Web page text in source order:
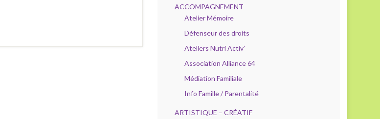
ACCOMPAGNEMENT
Atelier Mémoire
Défenseur des droits
Ateliers Nutri Activ’
Association Alliance 64
Médiation Familiale
Info Famille / Parentalité
ARTISTIQUE – CRÉATIF